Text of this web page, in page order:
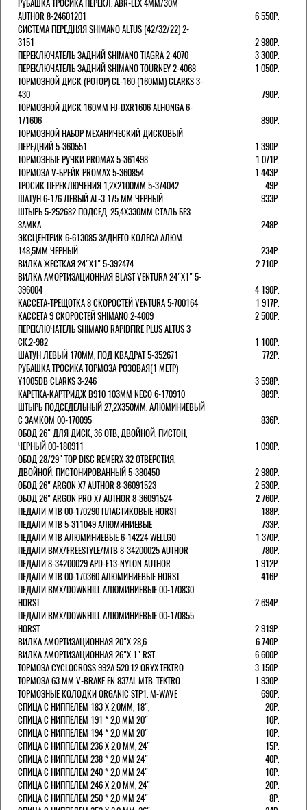
РУБАШКА ТРОСИКА ПЕРЕКЛ. ABR-LEX 4MM/30M
AUTHOR 8-24601201
6 550Р.
СИСТЕМА ПЕРЕДНЯЯ SHIMANO ALTUS (42/32/22) 2-
3151
2 980Р.
ПЕРЕКЛЮЧАТЕЛЬ ЗАДНИЙ SHIMANO TIAGRA 2-4070
3 300Р.
ПЕРЕКЛЮЧАТЕЛЬ ЗАДНИЙ SHIMANO TOURNEY 2-4068
1 050Р.
ТОРМОЗНОЙ ДИСК (РОТОР) CL-160 (160ММ) CLARKS 3-
430
790Р.
ТОРМОЗНОЙ ДИСК 160ММ HJ-DXR1606 ALHONGA 6-
171606
890Р.
ТОРМОЗНОЙ НАБОР МЕХАНИЧЕСКИЙ ДИСКОВЫЙ
ПЕРЕДНИЙ 5-360551
1 390Р.
ТОРМОЗНЫЕ РУЧКИ PROMAX 5-361498
1 071Р.
ТОРМОЗА V-БРЕЙК PROMAX 5-360854
1 443Р.
ТРОСИК ПЕРЕКЛЮЧЕНИЯ 1,2Х2100ММ 5-374042
49Р.
ШАТУН 6-176 ЛЕВЫЙ AL-3 175 ММ ЧЕРНЫЙ
933Р.
ШТЫРЬ 5-252682 ПОДСЕД. 25,4Х330ММ СТАЛЬ БЕЗ
ЗАМКА
248Р.
ЭКСЦЕНТРИК 6-613085 ЗАДНЕГО КОЛЕСА АЛЮМ.
148,5ММ ЧЕРНЫЙ
234Р.
ВИЛКА ЖЕСТКАЯ 24"Х1" 5-392474
2 710Р.
ВИЛКА АМОРТИЗАЦИОННАЯ BLAST VENTURA 24"Х1" 5-
396004
4 190Р.
КАССЕТА-ТРЕЩОТКА 8 СКОРОСТЕЙ VENTURA 5-700164
1 917Р.
КАССЕТА 9 СКОРОСТЕЙ SHIMANO 2-4009
2 500Р.
ПЕРЕКЛЮЧАТЕЛЬ SHIMANO RAPIDFIRE PLUS ALTUS 3
СК.2-982
1 100Р.
ШАТУН ЛЕВЫЙ 170ММ, ПОД КВАДРАТ 5-352671
772Р.
РУБАШКА ТРОСИКА ТОРМОЗА РОЗОВАЯ(1 МЕТР)
Y1005DB CLARKS 3-246
3 598Р.
КАРЕТКА-КАРТРИДЖ B910 103ММ NECO 6-170910
889Р.
ШТЫРЬ ПОДСЕДЕЛЬНЫЙ 27,2Х350ММ, АЛЮМИНИЕВЫЙ
С ЗАМКОМ 00-170095
836Р.
ОБОД 26" ДЛЯ ДИСК, 36 ОТВ, ДВОЙНОЙ, ПИСТОН,
ЧЕРНЫЙ 00-180911
1 090Р.
ОБОД 28/29" TOP DISC REMERX 32 ОТВЕРСТИЯ,
ДВОЙНОЙ, ПИСТОНИРОВАННЫЙ 5-380450
2 980Р.
ОБОД 26" ARGON X7 AUTHOR 8-36091523
2 530Р.
ОБОД 26" ARGON PRO X7 AUTHOR 8-36091524
2 760Р.
ПЕДАЛИ МТВ 00-170290 ПЛАСТИКОВЫЕ HORST
188Р.
ПЕДАЛИ MTB 5-311049 АЛЮМИНИЕВЫЕ
733Р.
ПЕДАЛИ MTB АЛЮМИНИЕВЫЕ 6-14224 WELLGO
1 370Р.
ПЕДАЛИ BMX/FREESTYLE/MTB 8-34200025 AUTHOR
780Р.
ПЕДАЛИ 8-34200029 APD-F13-NYLON AUTHOR
1 912Р.
ПЕДАЛИ МТВ 00-170360 АЛЮМИНИЕВЫЕ HORST
416Р.
ПЕДАЛИ BMX/DOWNHILL АЛЮМИНИЕВЫЕ 00-170830
HORST
2 694Р.
ПЕДАЛИ BMX/DOWNHILL АЛЮМИНИЕВЫЕ 00-170855
HORST
2 919Р.
ВИЛКА АМОРТИЗАЦИОННАЯ 20"Х 28,6
6 740Р.
ВИЛКА АМОРТИЗАЦИОННАЯ 26"Х 1" RST
6 600Р.
ТОРМОЗА CYCLOCROSS 992А 520.12 ORYX.TEKTRO
3 150Р.
ТОРМОЗА 63 ММ V-BRAKE EN 837AL MTB. TEKTRO
1 930Р.
ТОРМОЗНЫЕ КОЛОДКИ ORGANIC STP1. M-WAVE
690Р.
СПИЦА С НИППЕЛЕМ 183 Х 2,0ММ, 18",
20Р.
СПИЦА С НИППЕЛЕМ 191 * 2,0 ММ 20"
10Р.
СПИЦА С НИППЕЛЕМ 194 * 2,0 ММ 20"
10Р.
СПИЦА С НИППЕЛЕМ 236 Х 2,0 ММ, 24"
15Р.
СПИЦА С НИППЕЛЕМ 238 * 2,0 ММ 24"
40Р.
СПИЦА С НИППЕЛЕМ 240 * 2,0 ММ 24"
10Р.
СПИЦА С НИППЕЛЕМ 246 Х 2,0 ММ, 24"
20Р.
СПИЦА С НИППЕЛЕМ 250 * 2,0 ММ 24"
8Р.